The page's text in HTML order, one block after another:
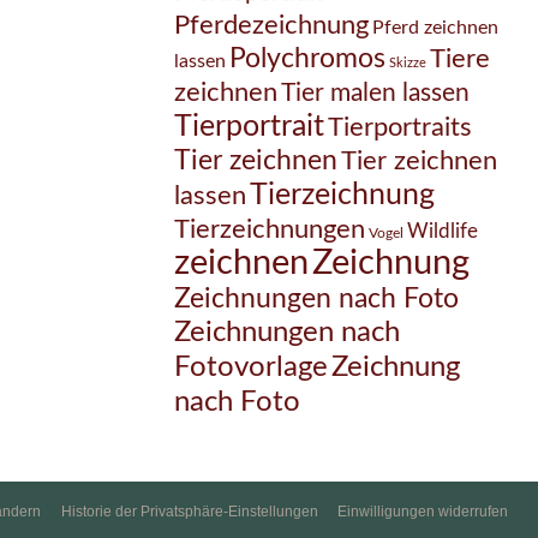
Pferdezeichnung Pferd zeichnen
lassen Polychromos Skizze Tiere
zeichnenTier malen lassen
TierportraitTierportraits
Tier zeichnenTier zeichnen
lassenTierzeichnung
Tierzeichnungen Vogel Wildlife
zeichnenZeichnung
Zeichnungen nach Foto
Zeichnungen nach
FotovorlageZeichnung
nach Foto
Historie der Privatsphäre-Einstellungen Einwilligungen widerrufen